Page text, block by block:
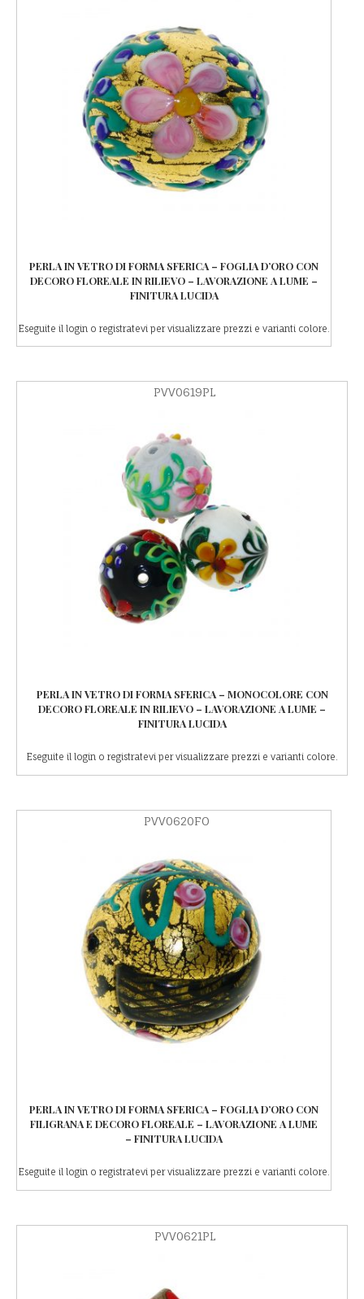
PERLA IN VETRO DI FORMA SFERICA – FOGLIA D’ORO CON
DECORO FLOREALE IN RILIEVO – LAVORAZIONE A LUME –
FINITURA LUCIDA
Eseguite il login o registratevi per visualizzare prezzi e varianti colore.
PVV0619PL
PERLA IN VETRO DI FORMA SFERICA – MONOCOLORE CON
DECORO FLOREALE IN RILIEVO – LAVORAZIONE A LUME –
FINITURA LUCIDA
Eseguite il login o registratevi per visualizzare prezzi e varianti colore.
PVV0620FO
PERLA IN VETRO DI FORMA SFERICA – FOGLIA D’ORO CON
FILIGRANA E DECORO FLOREALE – LAVORAZIONE A LUME
– FINITURA LUCIDA
Eseguite il login o registratevi per visualizzare prezzi e varianti colore.
PVV0621PL